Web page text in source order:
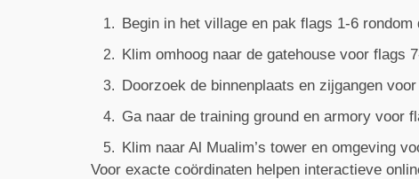
Begin in het village en pak flags 1-6 rondom
Klim omhoog naar de gatehouse voor flags
Doorzoek de binnenplaats en zijgangen
Ga naar de training ground en armory voor
Klim naar Al Mualim’s tower en omgeving
Voor exacte coördinaten helpen interactieve